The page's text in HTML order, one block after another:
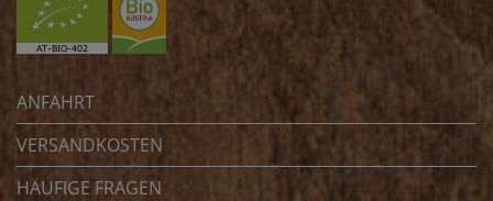
ANFAHRT
VERSANDKOSTEN
HÄUFIGE FRAGEN